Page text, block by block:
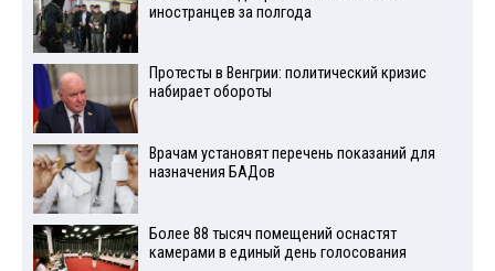
иностранцев за полгода
Протесты в Венгрии: политический кризис
набирает обороты
Врачам установят перечень показаний для
назначения БАДов
Более 88 тысяч помещений оснастят
камерами в единый день голосования